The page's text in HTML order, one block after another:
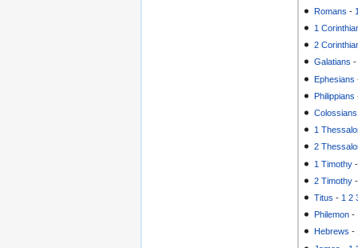
Romans -
1
2
Galatians
Ephesians
Philippians
Colossians
1
2
1 Timothy
2 Timothy
Titus - 1 2
Philemon -
Hebrews -